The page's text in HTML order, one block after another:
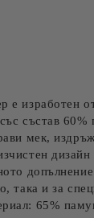
на
е изработен
състав
мек,
така и за
65%